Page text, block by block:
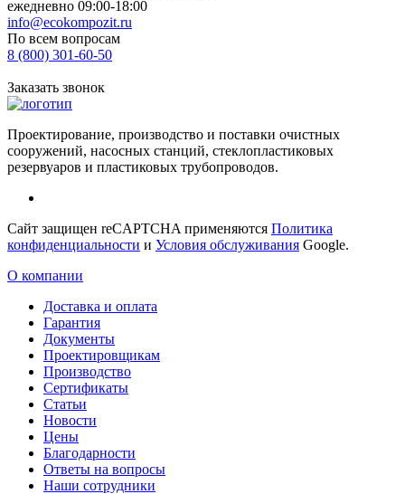
ежедневно 09:00-18:00
info@ecokompozit.ru
По всем вопросам
8 (800) 301-60-50
Заказать звонок
Проектирование, производство и поставки очистных
сооружений, насосных станций, стеклопластиковых
резервуаров и пластиковых трубопроводов.
Сайт защищен reCAPTCHA применяются Политика
конфиденциальности и Условия обслуживания Google.
О компании
Доставка и оплата
Гарантия
Документы
Проектировщикам
Производство
Сертификаты
Статьи
Новости
Цены
Благодарности
Ответы на вопросы
Наши сотрудники